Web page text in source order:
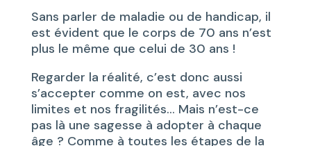
Sans parler de maladie ou de handicap, il
est évident que le corps de 70 ans n’est
plus le même que celui de 30 ans !
Regarder la réalité, c’est donc aussi
s’accepter comme on est, avec nos
limites et nos fragilités… Mais n’est-ce
pas là une sagesse à adopter à chaque
âge ? Comme à toutes les étapes de la